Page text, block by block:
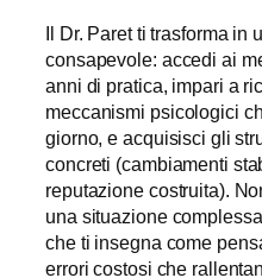
Il Dr. Paret ti trasforma in
consapevole: accedi ai
anni di pratica, impari a
meccanismi psicologici
giorno, e acquisisci gli
concreti (cambiamenti
reputazione costruita).
una situazione
che ti insegna come
errori costosi che